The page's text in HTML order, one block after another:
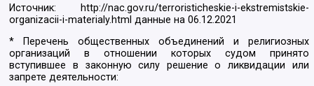
Источник:
http://nac.gov.ru/terroristicheskie-i-ekstremistskie-
organizacii-i-materialy.html данные на06.12.2021
* Перечень общественных объединений и религиозных
организаций в отношении которых судом принято
вступившее в законную силу решение о ликвидации или
запрете деятельности: